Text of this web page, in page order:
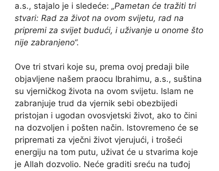
a.s., stajalo je i sledeće: „Pametan će tražiti tri
stvari: Rad za život na ovom svijetu, rad na
pripremi za svijet budući, i uživanje u onome što
nije zabranjeno“.
Ove tri stvari koje su, prema ovoj predaji bile
objavljene našem praocu Ibrahimu, a.s., suština
su vjerničkog života na ovom svijetu. Islam ne
zabranjuje trud da vjernik sebi obezbijedi
pristojan i ugodan ovosvjetski život, ako to čini
na dozvoljen i pošten način. Istovremeno će se
pripremati za vječni život vjerujući, i trošeći
energiju na tom putu, uživat će u stvarima koje
je Allah dozvolio. Neće graditi sreću na tuđoj